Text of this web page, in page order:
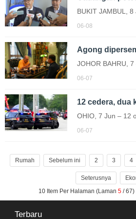
kali…
BUKIT JAMBUL,
keputusan
kenderaan diesel
dimuktamadkan
06-08
JOHOR BAHRU,
Agong Sultan
Onn Hafiz Ghazi
06-07
OHIO, 7 Jun – 12
insiden tembakan
sebuah festival di
Syarikat…
06-07
Rumah Sebelum ini 2 3 4
Seterusnya
10 Item Per Halaman (Laman 5 / 67)
Terbaru